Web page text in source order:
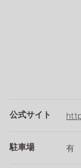
公式サイト
駐車場 有